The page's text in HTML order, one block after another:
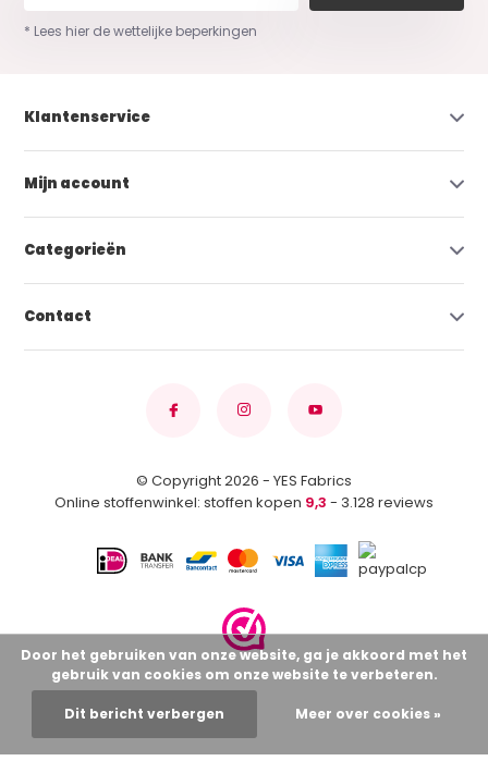
* Lees hier de wettelijke beperkingen
Klantenservice
Mijn account
Categorieën
Contact
© Copyright 2026 - YES Fabrics
Online stoffenwinkel: stoffen kopen 9,3 - 3.128 reviews
Door het gebruiken van onze website, ga je akkoord met het
gebruik van cookies om onze website te verbeteren.
Dit bericht verbergen Meer over cookies »